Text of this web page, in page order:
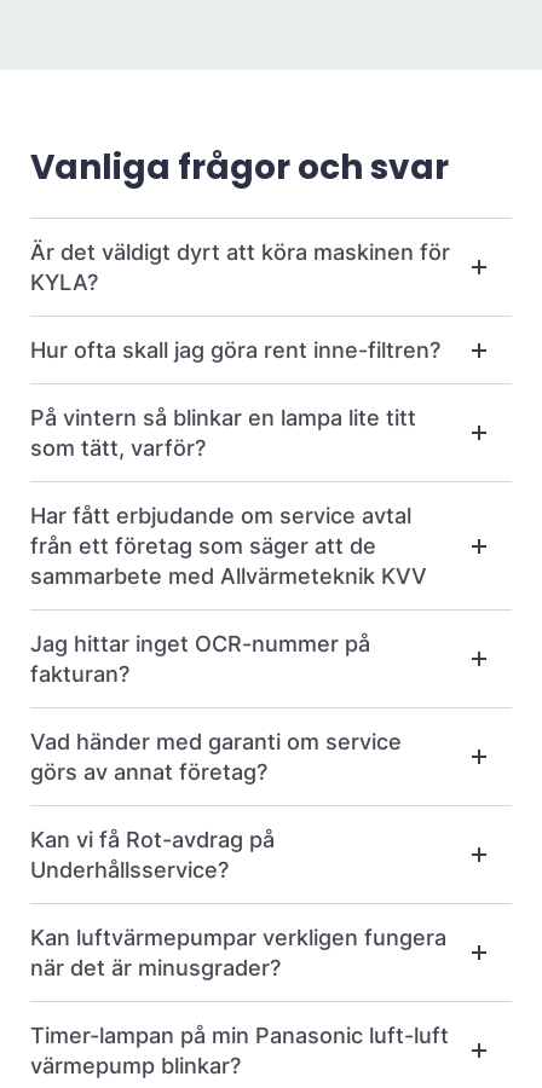
Vanliga frågor och svar
Är det väldigt dyrt att köra maskinen för
KYLA?
Hur ofta skall jag göra rent inne-filtren?
På vintern så blinkar en lampa lite titt
som tätt, varför?
Har fått erbjudande om service avtal
från ett företag som säger att de
sammarbete med Allvärmeteknik KVV
Jag hittar inget OCR-nummer på
fakturan?
Vad händer med garanti om service
görs av annat företag?
Kan vi få Rot-avdrag på
Underhållsservice?
Kan luftvärmepumpar verkligen fungera
när det är minusgrader?
Timer-lampan på min Panasonic luft-luft
värmepump blinkar?